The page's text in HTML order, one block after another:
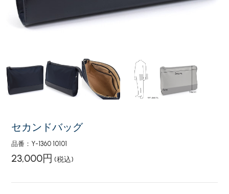
セカンドバッグ
品番：Y-1360 10101
23,000円 (税込)